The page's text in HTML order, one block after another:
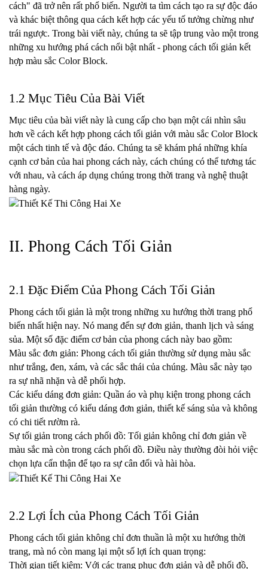
cách" đã trở nên rất phổ biến. Người ta tìm cách tạo ra sự độc đáo
và khác biệt thông qua cách kết hợp các yếu tố tưởng chừng như
trái ngược. Trong bài viết này, chúng ta sẽ tập trung vào một trong
những xu hướng phá cách nổi bật nhất - phong cách tối giản kết
hợp màu sắc Color Block.
1.2 Mục Tiêu Của Bài Viết
Mục tiêu của bài viết này là cung cấp cho bạn một cái nhìn sâu
hơn về cách kết hợp phong cách tối giản với màu sắc Color Block
một cách tinh tế và độc đáo. Chúng ta sẽ khám phá những khía
cạnh cơ bản của hai phong cách này, cách chúng có thể tương tác
với nhau, và cách áp dụng chúng trong thời trang và nghệ thuật
hàng ngày.
II. Phong Cách Tối Giản
2.1 Đặc Điểm Của Phong Cách Tối Giản
Phong cách tối giản là một trong những xu hướng thời trang phổ
biến nhất hiện nay. Nó mang đến sự đơn giản, thanh lịch và sáng
sủa. Một số đặc điểm cơ bản của phong cách này bao gồm:
Màu sắc đơn giản: Phong cách tối giản thường sử dụng màu sắc
như trắng, đen, xám, và các sắc thái của chúng. Màu sắc này tạo
ra sự nhã nhặn và dễ phối hợp.
Các kiểu dáng đơn giản: Quần áo và phụ kiện trong phong cách
tối giản thường có kiểu dáng đơn giản, thiết kế sáng sủa và không
có chi tiết rườm rà.
Sự tối giản trong cách phối đồ: Tối giản không chỉ đơn giản về
màu sắc mà còn trong cách phối đồ. Điều này thường đòi hỏi việc
chọn lựa cẩn thận để tạo ra sự cân đối và hài hòa.
2.2 Lợi Ích của Phong Cách Tối Giản
Phong cách tối giản không chỉ đơn thuần là một xu hướng thời
trang, mà nó còn mang lại một số lợi ích quan trọng:
Thời gian tiết kiệm: Với các trang phục đơn giản và dễ phối đồ,